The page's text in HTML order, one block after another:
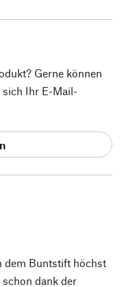
dem Buntstift höchst
dank der
Gerne können
sich Ihr E-Mail-